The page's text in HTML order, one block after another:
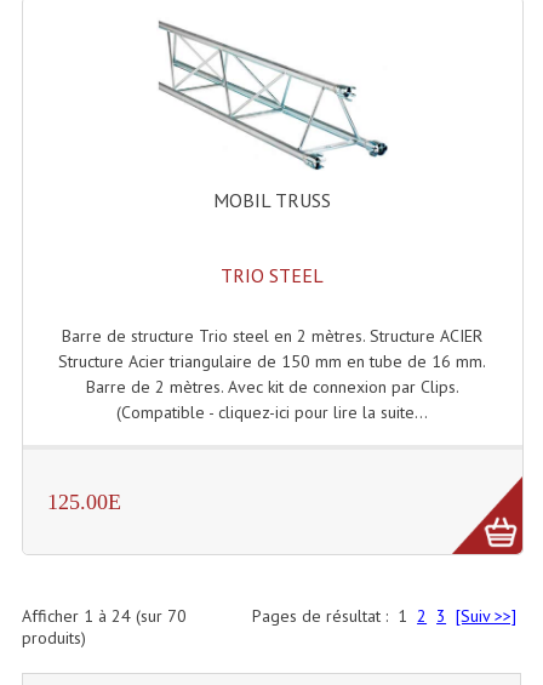
MOBIL TRUSS
TRIO STEEL
Barre de structure Trio steel en 2 mètres. Structure ACIER
Structure Acier triangulaire de 150 mm en tube de 16 mm.
Barre de 2 mètres. Avec kit de connexion par Clips.
(Compatible - cliquez-ici pour lire la suite...
125.00E
Pages de résultat : 1 2 3 [Suiv >>]
Afficher 1 à 24(sur 70
produits)